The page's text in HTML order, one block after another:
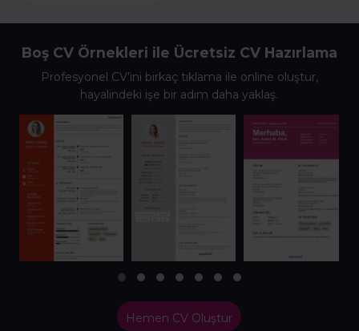
Boş CV Örnekleri ile Ücretsiz CV Hazırlama
Profesyonel CV’ini birkaç tıklama ile online oluştur,
hayalindeki işe bir adım daha yaklaş.
Hemen CV Oluştur